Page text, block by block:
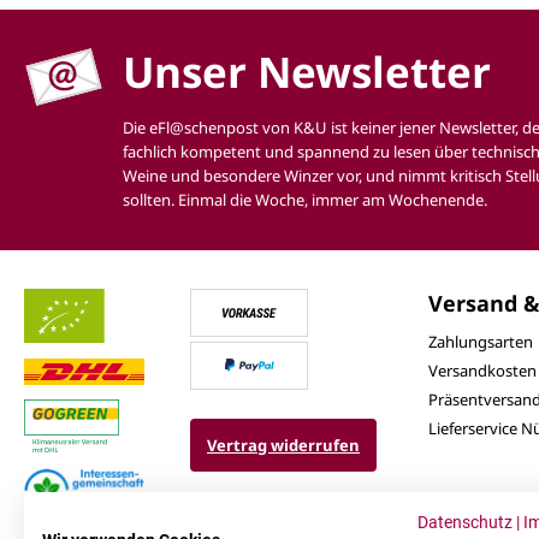
Unser Newsletter
Die eFl@schenpost von K&U ist keiner jener Newsletter,
fachlich kompetent und spannend zu lesen über
Weine und besondere Winzer vor, und nimmt kritisch
sollten. Einmal die Woche, immer am Wochenende.
Vertrag widerrufen
Versand
Zahlungsarten
Versandkosten
Präsentversand
Lieferservice
Datenschutz |